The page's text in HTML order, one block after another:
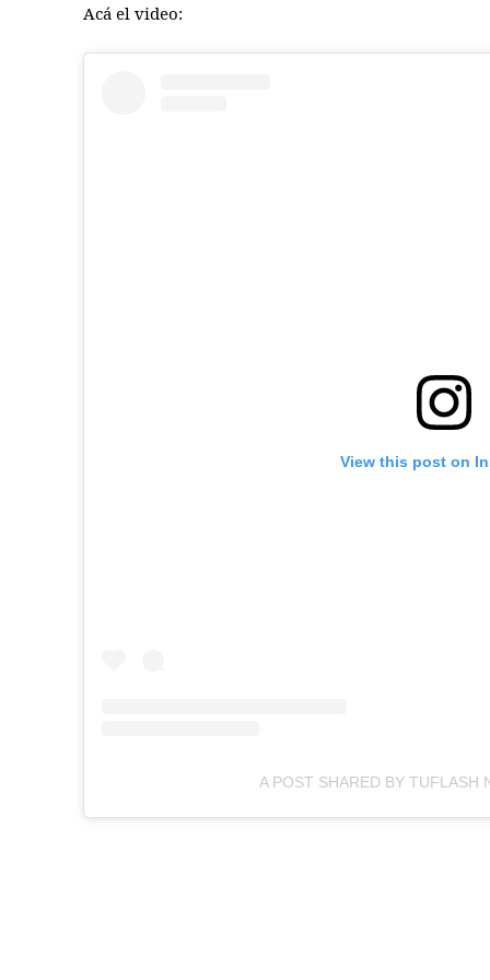
Acá el video:
View this post on
A POST SHARED BY TUFLASH